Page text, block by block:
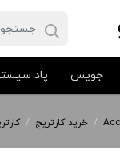
جویس پاد
/ خرید کارتریج /